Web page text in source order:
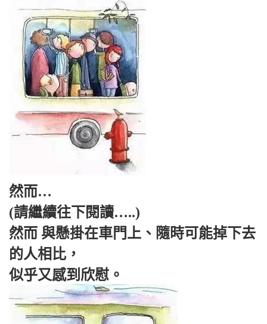
然而…
(請繼續往下閱讀…..)
然而 與懸掛在車門上、隨時可能掉下去
的人相比，
似乎又感到欣慰。